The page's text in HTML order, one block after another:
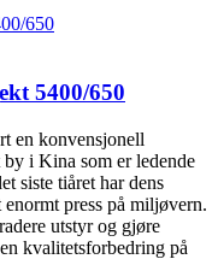
5400/650
en konvensjonell
i Kina som er ledende
siste tiåret har dens
press på miljøvern.
utstyr og gjøre
kvalitetsforbedring på